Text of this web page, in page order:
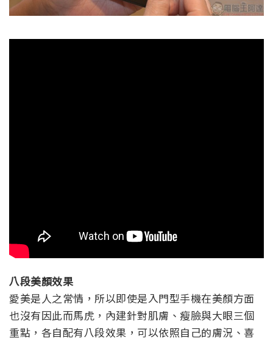
八段美顏效果
愛美是人之常情，所以即使是入門型手機在美顏方面
也沒有因此而馬虎，內建針對肌膚、瘦臉與大眼三個
重點，各自配有八段效果，可以依照自己的膚況、喜